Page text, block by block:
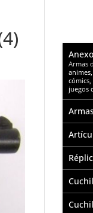
Anexo
–
Armas
juegos